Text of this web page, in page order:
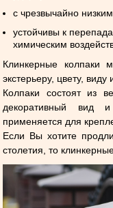
с чрезвычайно
устойчивы к
химическим
Клинкерные колпаки
экстерьеру, цвету,
Колпаки состоят из
декоративный вид
применяется для
Если Вы хотите
столетия, то